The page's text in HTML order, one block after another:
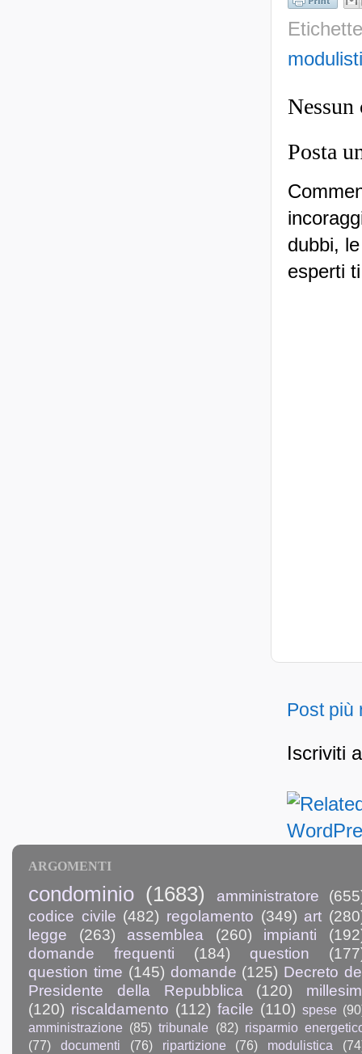
Nessun
Posta
dubbi,
esperti
Post più
Iscriviti
ARGOMENTI
condominio (1683) amministratore
codice civile (482) regolamento (349) art
legge
(263) assemblea (260) impianti
domande frequenti
(184) question
question time (145) domande (125) Decreto
Presidente della Repubblica
(120)
(120) riscaldamento (112) facile (110) spese
amministrazione (85) tribunale (82) risparmio
(77)
documenti (76) ripartizione (76) modulistica